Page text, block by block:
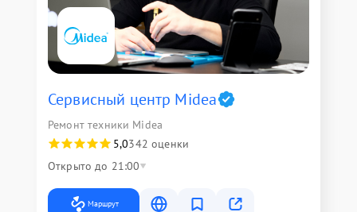
Сервисный центр Midea
Ремонт техники Midea
5,0342 оценки
Открыто до 21:00
Маршрут